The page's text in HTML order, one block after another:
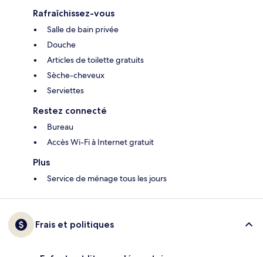
Rafraîchissez-vous
Salle de bain privée
Douche
Articles de toilette gratuits
Sèche-cheveux
Serviettes
Restez connecté
Bureau
Accès Wi-Fi à Internet gratuit
Plus
Service de ménage tous les jours
Frais et politiques